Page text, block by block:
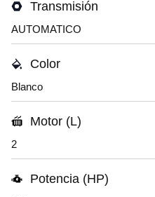
Transmisión
AUTOMATICO
Color
Blanco
Motor (L)
2
Potencia (HP)